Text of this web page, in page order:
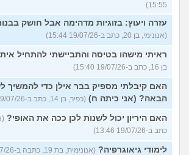
15:55)
עזרה ויעוץ: בזוגיות מדהימה אבל חושק
(אנונימי, בן 20, כתב ב-19/07/26 15:44)
ראיתי מישהו בטיסה והתביישתי להתחיל
בן 16, כתב ב-19/07/26 15:40)
האם קיבלתי מספיק בבר אילן כדי להמשיך
הבאה? (אני כיתה ח) (כפיר, בן 14, כתב ב-19/07/26 13:57)
האם היריון יכול לשנות לכן ככה את האופי?
כתב ב-19/07/26 13:46)
לימודי גיאוגרפיה? (אנונימית, בת 19, כתבה ב-19/07/26 13:37)